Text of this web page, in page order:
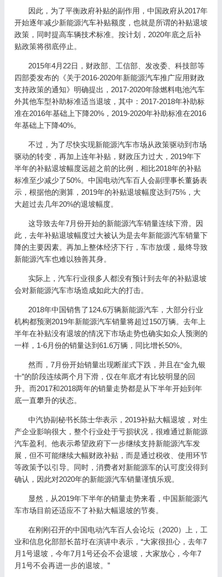
因此，为了平衡政府补贴的副作用，中国政府从2017年
开始逐年减少新能源汽车补贴额度，也就是所谓的补贴退坡
政策，同时提高车辆技术标准。按计划，2020年底之后补
贴政策将彻底停止。
2015年4月22日，财政部、工信部、发改委、科技部等
四部委发布的《关于2016-2020年新能源汽车推广应用财政
支持政策的通知》明确提出，2017-2020年除燃料电池汽车
外其他车型补助标准适当退坡，其中：2017-2018年补助标
准在2016年基础上下降20%，2019-2020年补助标准在2016
年基础上下降40%。
不过，为了尽快实现新能源汽车市场从政策驱动到市场
驱动的转变，再加上连年补贴，财政压力过大，2019年下
半年的补贴退坡幅度远超之前的比例，相比2018年的补贴
标准至少减少了50%。中国电动汽车百人会副理事长董扬表
示，根据他的测算，2019年的补贴退坡幅度达到75%，大
大超过去几年20%的退坡幅度。
这导致去年7月份开始的新能源汽车销量连续下滑。因
此，去年补贴退坡幅度过大被认为是去年新能源汽车销量下
降的主要因素。再加上整体经济下行，车市放缓，最终导致
新能源汽车也难以独善其身。
实际上，汽车行业很多人都没有预计到去年的补贴退坡
会对新能源汽车市场造成如此大的打击。
2018年中国销售了124.6万辆新能源汽车，大部分行业
机构都预测2019年新能源汽车销量将超过150万辆。去年上
半年在补贴没有退坡的情况下市场走势也确实如众人预测的
一样，1-6月份的销量达到61.6万辆，同比增长50%。
然而，7月份开始销量出现断崖式下跌，并且在“金九银
十”的阶段连续两个月下滑，仅在年底才有比较明显的回
升。而2017和2018两年的销量走势都是从下半年开始到年
底一直攀升的状态。
中汽协副秘书长陈士华表示，2019补贴大幅退坡，对生
产企业影响很大，整个行业处于亏损状况，很难通过新能源
汽车盈利。他表示希望政府下一步继续支持新能源汽车发
展，但不可能继续大幅财政补贴，而是通过税收、使用环节
等政策予以引导。同时，消费者对新能源车的认可度没得到
确认，因此对2020年的新能源汽车销量谨慎乐观。
显然，从2019年下半年的销量走势来看，中国新能源汽
车市场目前还适应不了补贴大幅退坡的节奏。
在刚刚召开的中国电动汽车百人会论坛（2020）上，工
业和信息化部部长苗圩在演讲中表示，“大家很担心，去年7
月1号退坡，今年7月1号还会不会退坡，大家放心，今年7
月1号不会再进一步的退坡。”